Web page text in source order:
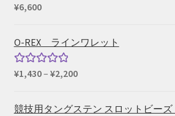
¥6,600
O-REX ラインワレット
5段階中
¥1,430– ¥2,200価
帯:
競技用タングステン スロットビーズ